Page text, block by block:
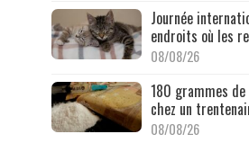
Journée
endroits où les
08/08/26
180 grammes
chez un
08/08/26